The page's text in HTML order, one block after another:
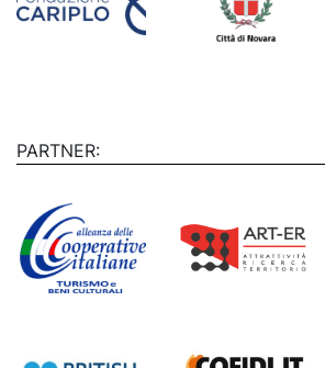
PARTNER: